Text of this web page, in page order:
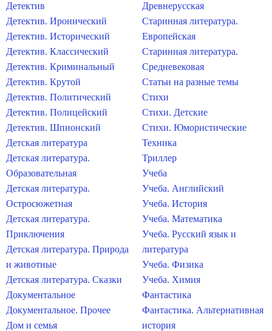
Детектив
Детектив. Иронический
Детектив. Исторический
Детектив. Классический
Детектив. Криминальный
Детектив. Крутой
Детектив. Политический
Детектив. Полицейский
Детектив. Шпионский
Детская литература
Детская литература.
Образовательная
Детская литература.
Остросюжетная
Детская литература.
Приключения
Детская литература. Природа
и животные
Детская литература. Сказки
Документальное
Документальное. Прочее
Дом и семья
Древнерусская
Старинная литература.
Европейская
Старинная литература.
Средневековая
Статьи на разные темы
Стихи
Стихи. Детские
Стихи. Юмористические
Техника
Триллер
Учеба
Учеба. Английский
Учеба. История
Учеба. Математика
Учеба. Русский язык и
литература
Учеба. Физика
Учеба. Химия
Фантастика
Фантастика. Альтернативная
история